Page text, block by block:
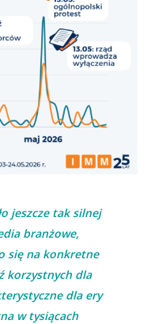
jeszcze tak silnej
branżowe,
się na konkretne
korzystnych dla
dla ery
w tysiącach